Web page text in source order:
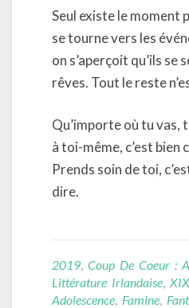
Seul existe le moment
se tourne vers les
on s’aperçoit qu’ils se
rêves. Tout le reste
Qu’importe où tu vas,
à toi-même, c’est bien
Prends soin de toi,
dire.
2019 Coup De Coeur :
Littérature Irlandaise
Adolescence Famine